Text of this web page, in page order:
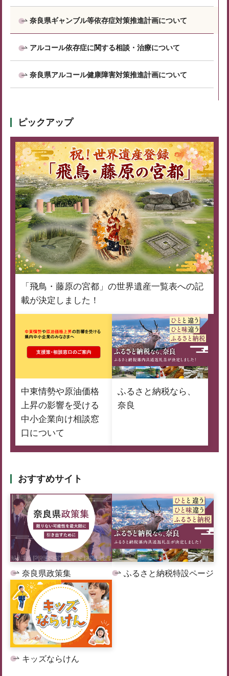
奈良県ギャンブル等依存症対策推進計画について
アルコール依存症に関する相談・治療について
奈良県アルコール健康障害対策推進計画について
ピックアップ
「飛鳥・藤原の宮都」の世界遺産一覧表への記
載が決定しました！
中東情勢や原油価格
上昇の影響を受ける
中小企業向け相談窓
口について
ふるさと納税なら、
奈良
おすすめサイト
奈良県政策集 ふるさと納税特設ページ
キッズならけん